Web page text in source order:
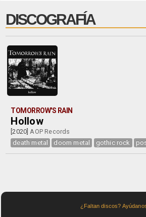
DISCOGRAFÍA
TOMORROW'S RAIN
Hollow
[2020]AOP Records
death metal
doom metal gothic rock
¿Faltan discos?